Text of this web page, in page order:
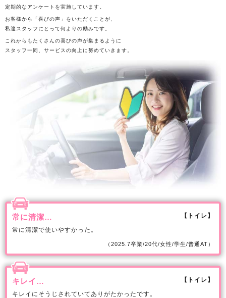
定期的なアンケートを実施しています。
お客様から「喜びの声」をいただくことが、
私達スタッフにとって何よりの励みです。
これからもたくさんの喜びの声が集まるように
スタッフ一同、サービスの向上に努めていきます。
常に清潔…
【トイレ】
常に清潔で使いやすかった。
（2025.7卒業/20代/女性/学生/普通AT）
キレイ…
【トイレ】
キレイにそうじされていてありがたかったです。